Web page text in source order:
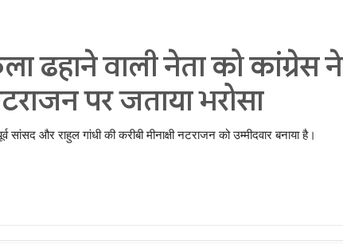
ढहाने वाली नेता को कांग्रेस ने
पर जताया भरोसा
और राहुल गांधी की करीबी मीनाक्षी नटराजन को उम्मीदवार बनाया है।
• 11 Jun, 2026